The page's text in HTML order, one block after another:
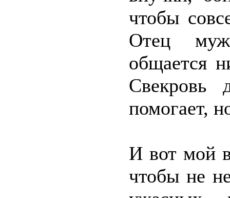
чтобы
Отец
общается
Свекровь
помогает,
И вот мой
чтобы не